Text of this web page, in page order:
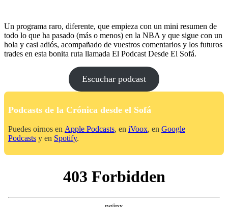
Un programa raro, diferente, que empieza con un mini resumen de
todo lo que ha pasado (más o menos) en la NBA y que sigue con un
hola y casi adiós, acompañado de vuestros comentarios y los futuros
trades en esta bonita ruta llamada El Podcast Desde El Sofá.
Escuchar podcast
Podcasts de la Crónica desde el Sofá
Puedes oirnos en Apple Podcasts, en iVoox, en Google
Podcasts y en Spotify.